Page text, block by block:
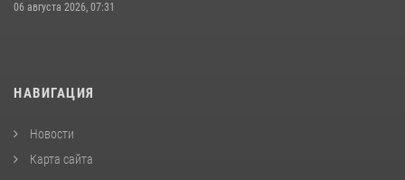
06 августа 2026, 07:31
НАВИГАЦИЯ
Новости
Карта сайта